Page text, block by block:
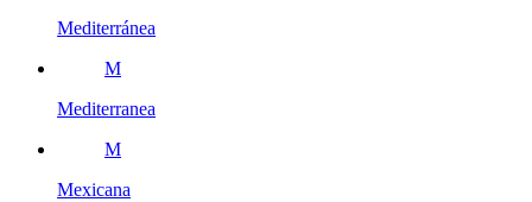
Mediterránea
M
Mediterranea
M
Mexicana